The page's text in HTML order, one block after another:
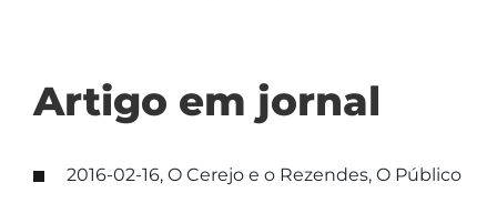
Artigo em jornal
2016-02-16, O Cerejo e o Rezendes, O Público